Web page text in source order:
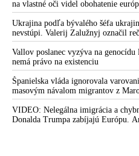
na vlastné oči videl obohatenie
invázie migrantov. Takto by podľa
vládlo PS, Šimečka & spol.
Ukrajina podľa bývalého šéfa
nevstúpi. Valerij Zalužnyj označil
Severoatlantickej aliancii za
Vallov poslanec vyzýva na
nemá právo na existenciu
Španielska vláda ignorovala
masovým návalom migrantov z
správ preniklo do tejto španielskej
tisíc migrantov
VIDEO: Nelegálna imigrácia a
Donalda Trumpa zabíjajú Európu.